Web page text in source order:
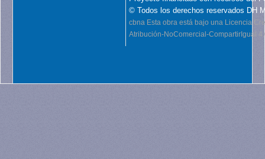
© Todos los derechos reservados DH
cbna Esta obra está bajo una Licencia
Atribución-NoComercial-CompartirIgual